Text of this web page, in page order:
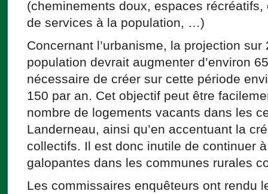
(cheminements doux, espaces
de services à la population, …)
Concernant l’urbanisme, la projection
population devrait augmenter d’environ
nécessaire de créer sur cette période
150 par an. Cet objectif peut être
nombre de logements vacants dans les
Landerneau, ainsi qu’en accentuant la
collectifs. Il est donc inutile de continuer
galopantes dans les communes rurales
Les commissaires enquêteurs ont rendu